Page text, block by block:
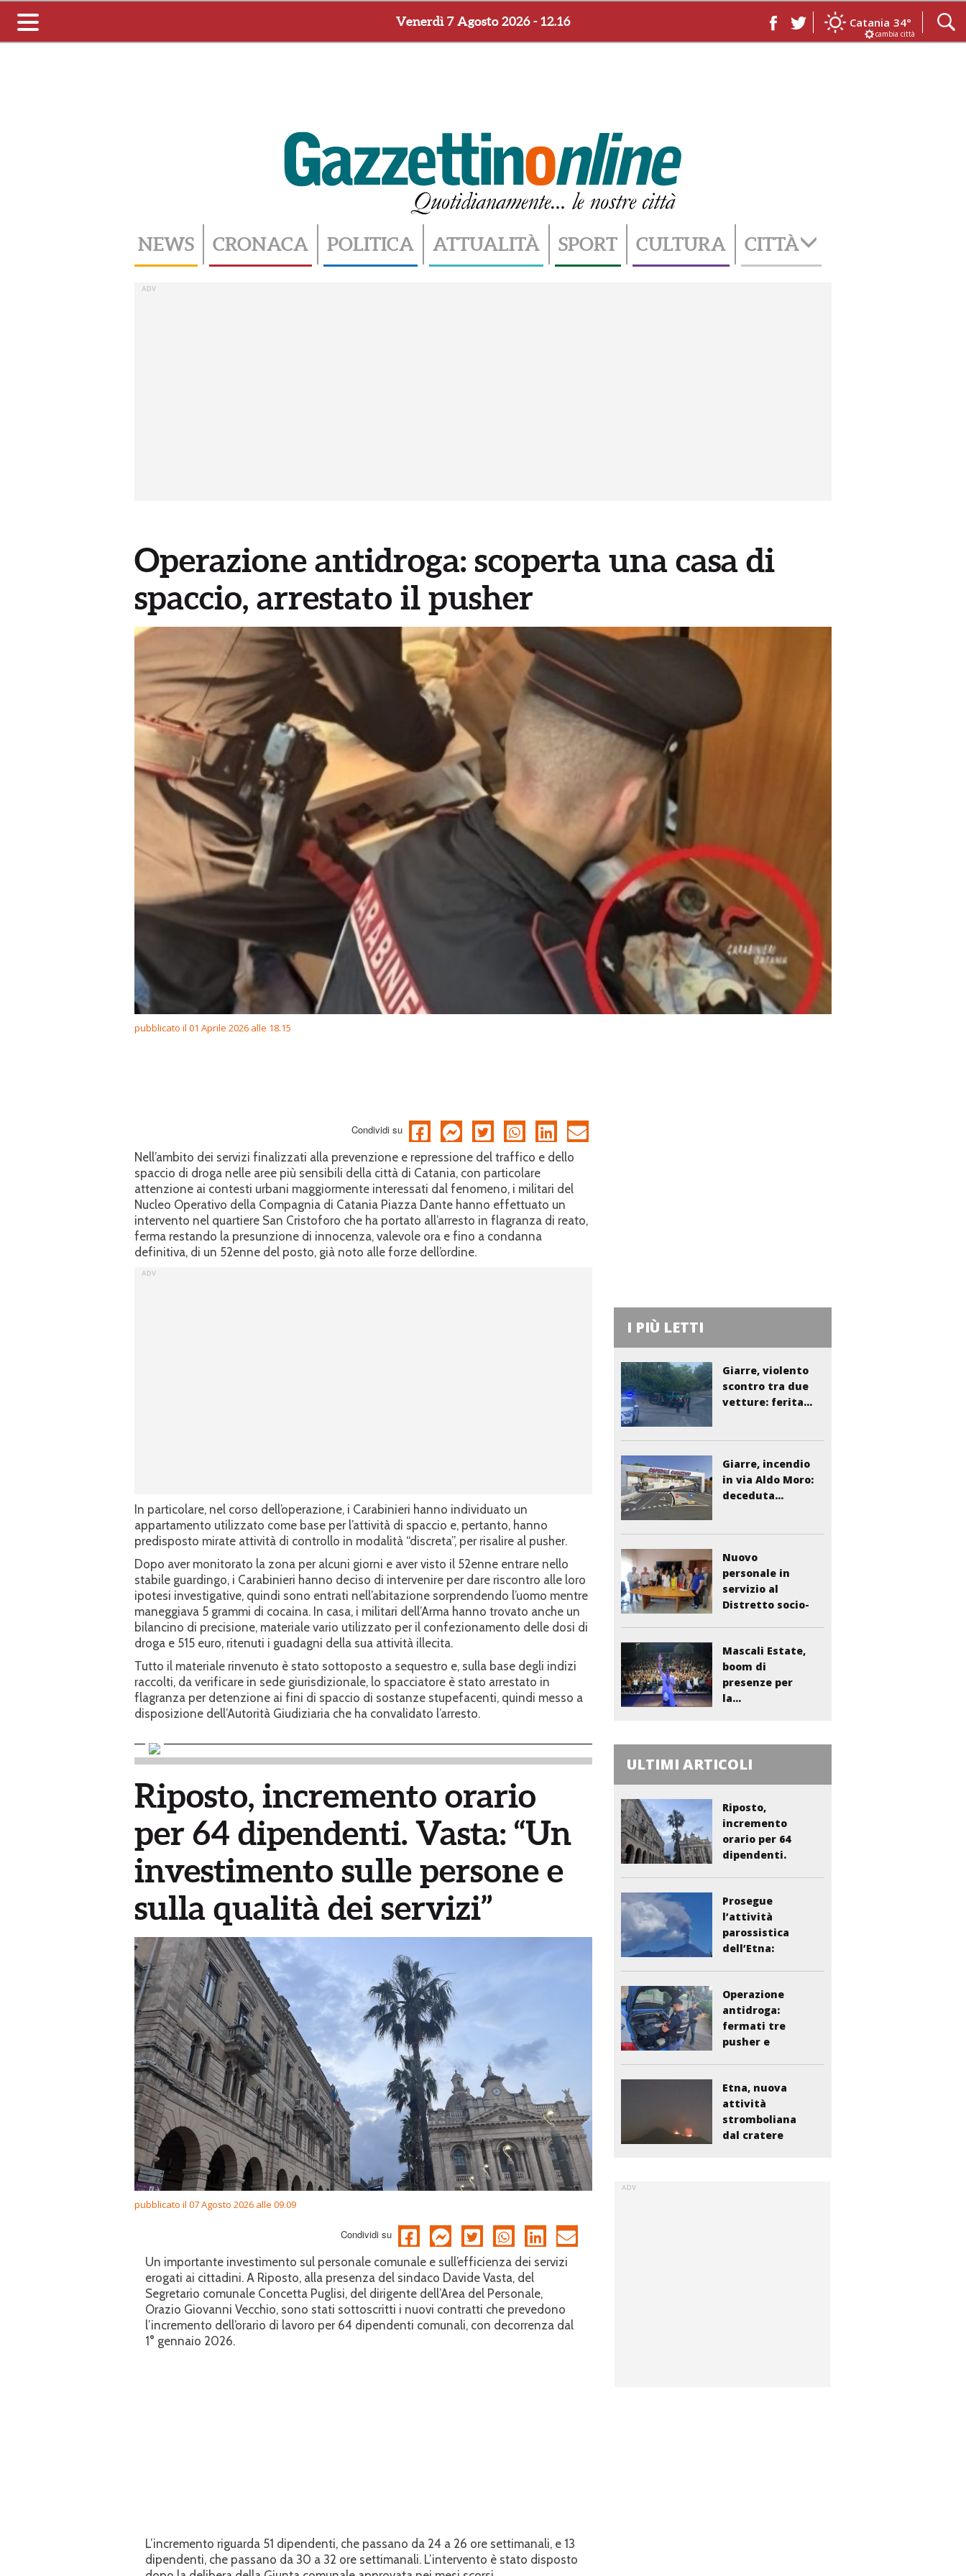
Toggle
navigation
Venerdì 7 Agosto 2026 - 12.16 Catania 34°
cambia città
NEWS CRONACA POLITICA ATTUALITÀ SPORT CULTURA CITTÀ
Operazione antidroga: scoperta una casa di
spaccio, arrestato il pusher
pubblicato il 01 Aprile 2026 alle 18.15
Condividi su
Nell’ambito dei servizi finalizzati alla prevenzione e repressione del traffico e dello
spaccio di droga nelle aree più sensibili della città di Catania, con particolare
attenzione ai contesti urbani maggiormente interessati dal fenomeno, i militari del
Nucleo Operativo della Compagnia di Catania Piazza Dante hanno effettuato un
intervento nel quartiere San Cristoforo che ha portato all’arresto in flagranza di reato,
ferma restando la presunzione di innocenza, valevole ora e fino a condanna
definitiva, di un 52enne del posto, già noto alle forze dell’ordine.
In particolare, nel corso dell’operazione, i Carabinieri hanno individuato un
appartamento utilizzato come base per l’attività di spaccio e, pertanto, hanno
predisposto mirate attività di controllo in modalità “discreta”, per risalire al pusher.
Dopo aver monitorato la zona per alcuni giorni e aver visto il 52enne entrare nello
stabile guardingo, i Carabinieri hanno deciso di intervenire per dare riscontro alle loro
ipotesi investigative, quindi sono entrati nell’abitazione sorprendendo l’uomo mentre
maneggiava 5 grammi di cocaina. In casa, i militari dell’Arma hanno trovato anche un
bilancino di precisione, materiale vario utilizzato per il confezionamento delle dosi di
droga e 515 euro, ritenuti i guadagni della sua attività illecita.
Tutto il materiale rinvenuto è stato sottoposto a sequestro e, sulla base degli indizi
raccolti, da verificare in sede giurisdizionale, lo spacciatore è stato arrestato in
flagranza per detenzione ai fini di spaccio di sostanze stupefacenti, quindi messo a
disposizione dell’Autorità Giudiziaria che ha convalidato l’arresto.
Riposto, incremento orario
per 64 dipendenti. Vasta: “Un
investimento sulle persone e
sulla qualità dei servizi”
pubblicato il 07 Agosto 2026 alle 09.09
Condividi su
Un importante investimento sul personale comunale e sull’efficienza dei servizi
erogati ai cittadini. A Riposto, alla presenza del sindaco Davide Vasta, del
Segretario comunale Concetta Puglisi, del dirigente dell’Area del Personale,
Orazio Giovanni Vecchio, sono stati sottoscritti i nuovi contratti che prevedono
l’incremento dell’orario di lavoro per 64 dipendenti comunali, con decorrenza dal
1° gennaio 2026.
L’incremento riguarda 51 dipendenti, che passano da 24 a 26 ore settimanali, e 13
dipendenti, che passano da 30 a 32 ore settimanali. L’intervento è stato disposto
I PIÙ LETTI
Giarre, violento
scontro tra due
vetture: ferita...
Giarre, incendio
in via Aldo Moro:
deceduta...
Nuovo
personale in
servizio al
Distretto socio-
Mascali Estate,
boom di
presenze per
la...
ULTIMI ARTICOLI
Riposto,
incremento
orario per 64
dipendenti.
Prosegue
l’attività
parossistica
dell’Etna:
Operazione
antidroga:
fermati tre
pusher e
Etna, nuova
attività
stromboliana
dal cratere